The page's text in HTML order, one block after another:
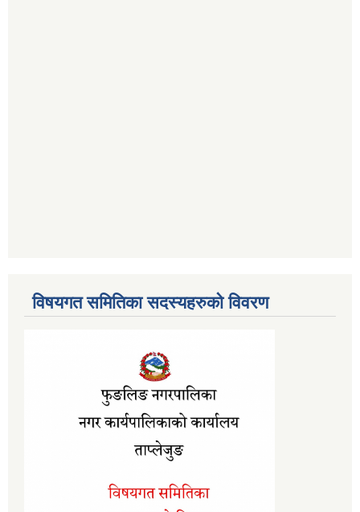
विषयगत समितिका सदस्यहरुको विवरण